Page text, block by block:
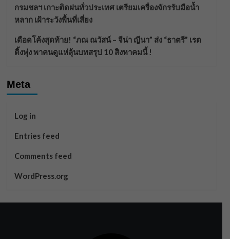
กรมชลฯ เกาะติดฝนทั่วประเทศ เตรียมเครื่องจักรรับมือน้ำ
หลาก เฝ้าระวังพื้นที่เสี่ยง
เดือดโค้งสุดท้าย! “ภณ ณวัสน์ – จีน่า ญีนา” ส่ง “ธาตรี” เรต
ติ้งพุ่ง พาคนดูแห่ลุ้นบทสรุป 10 สิงหาคมนี้ !
Meta
Log in
Entries feed
Comments feed
WordPress.org